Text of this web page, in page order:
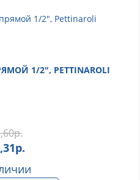
1/2", PETTINAROLI
р.
р.